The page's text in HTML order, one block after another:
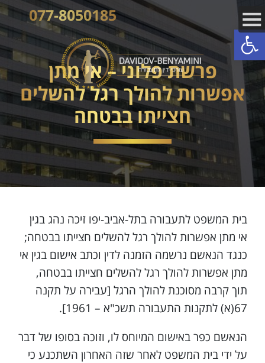
פתח סרגל נגישות
077-8050185
פרשת פלוני – אי מתן
אפשרות להולך רגל להשלים
חצייתו בבטחה
בית המשפט לתעבורה בתל-אביב-יפו זיכה נהג בגין
אי מתן אפשרות להולך רגל להשלים חצייתו בבטחה;
כנגד הנאשם נרשמה הזמנה לדין וכתב אישום בגין אי
מתן אפשרות להולך רגל להשלים חצייתו בבטחה,
תוך קרבה מסוכנת להולך הרגל [עבירה על תקנה
67(א) לתקנות התעבורה תשכ"א – 1961].
הנאשם כפר באישום המיוחס לו, וזוכה בסופו של דבר
על ידי בית המשפט לאחר שזה האחרון השתכנע כי